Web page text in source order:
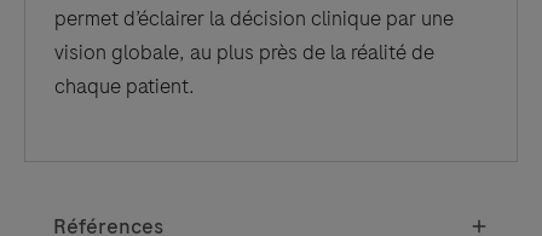
permet d’éclairer la décision clinique par une
vision globale, au plus près de la réalité de
chaque patient.